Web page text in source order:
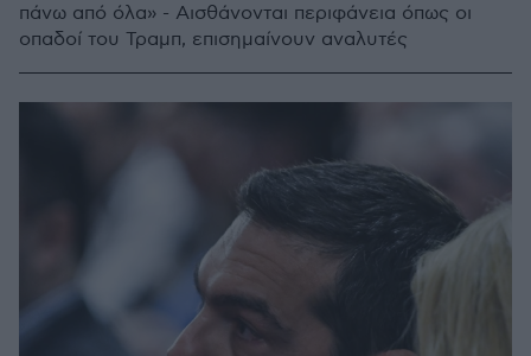
πάνω από όλα» - Αισθάνονται περιφάνεια όπως οι
οπαδοί του Τραμπ, επισημαίνουν αναλυτές